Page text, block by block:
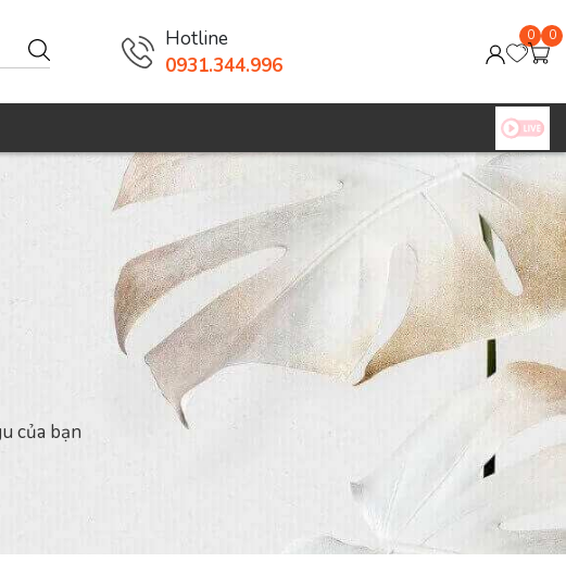
Hotline
0931.344.996
0 0
của bạn